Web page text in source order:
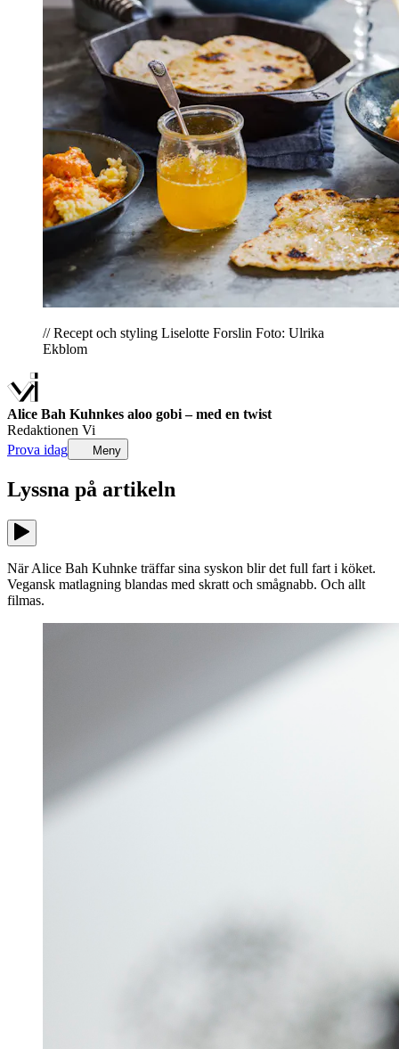
// Recept och styling Liselotte Forslin Foto: Ulrika
Ekblom
Alice Bah Kuhnkes aloo gobi – med en twist
Redaktionen Vi
Prova idag
Meny
Lyssna på artikeln
När Alice Bah Kuhnke träffar sina syskon blir det full fart i köket.
Vegansk matlagning blandas med skratt och smågnabb. Och allt
filmas.